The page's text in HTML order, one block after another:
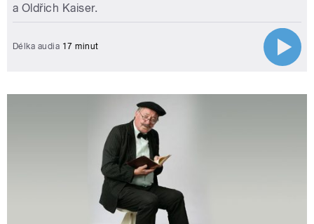
a Oldřich Kaiser.
Délka audia 17 minut